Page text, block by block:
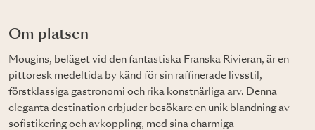
Om platsen
Mougins, beläget vid den fantastiska Franska Rivieran, är en
pittoresk medeltida by känd för sin raffinerade livsstil,
förstklassiga gastronomi och rika konstnärliga arv. Denna
eleganta destination erbjuder besökare en unik blandning av
sofistikering och avkoppling, med sina charmiga